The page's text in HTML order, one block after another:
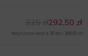
292,50 zł
325 zł
Najniższa cena z 30 dni: 266,50 zł